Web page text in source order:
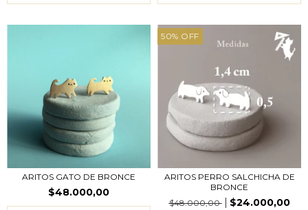
ARITOS GATO DE BRONCE
$48.000,00
50% OFF
ARITOS PERRO SALCHICHA DE
BRONCE
$48.000,00
$24.000,00